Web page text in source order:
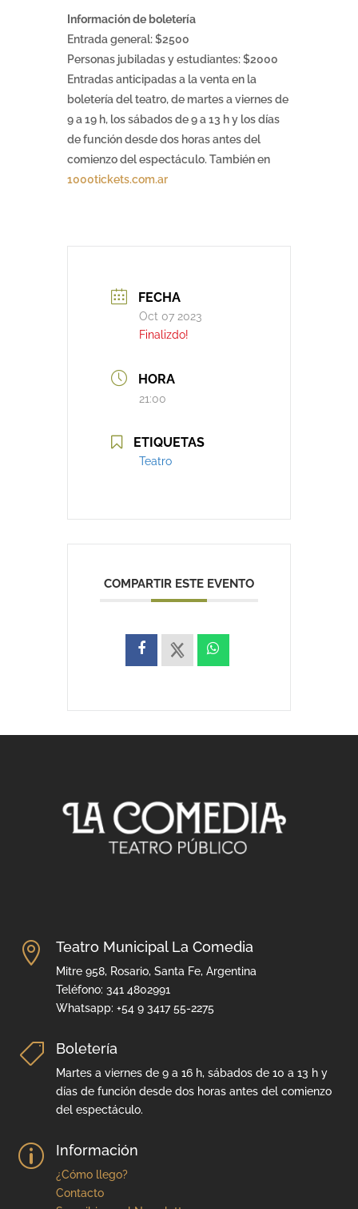
Información de boletería
Entrada general: $2500
Personas jubiladas y estudiantes: $2000
Entradas anticipadas a la venta en la
boletería del teatro, de martes a viernes de
9 a 19 h, los sábados de 9 a 13 h y los días
de función desde dos horas antes del
comienzo del espectáculo. También en
1000tickets.com.ar
FECHA
Oct 07 2023
Finalizdo!
HORA
21:00
ETIQUETAS
Teatro
COMPARTIR ESTE EVENTO
 Teatro Municipal La Comedia
Mitre 958, Rosario, Santa Fe, Argentina
Teléfono: 341 4802991
Whatsapp: +54 9 3417 55-2275
 Boletería
Martes a viernes de 9 a 16 h, sábados de 10 a 13 h y
días de función desde dos horas antes del comienzo
del espectáculo.
p Información
¿Cómo llego?
Contacto